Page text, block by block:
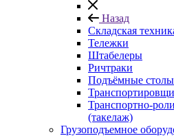
Назад
Складская
Тележки
Штабелеры
Ричтраки
Подъёмные столы
Транспортно-
(такелаж)
Грузоподъемное